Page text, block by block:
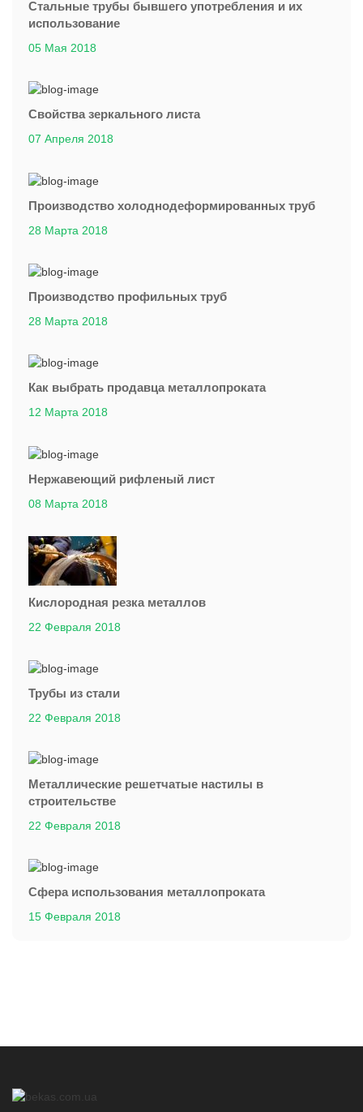
Стальные трубы бывшего употребления и их
использование
05 Мая 2018
Свойства зеркального листа
07 Апреля 2018
Производство холоднодеформированных труб
28 Марта 2018
Производство профильных труб
28 Марта 2018
Как выбрать продавца металлопроката
12 Марта 2018
Нержавеющий рифленый лист
08 Марта 2018
Кислородная резка металлов
22 Февраля 2018
Трубы из стали
22 Февраля 2018
Металлические решетчатые настилы в
строительстве
22 Февраля 2018
Сфера использования металлопроката
15 Февраля 2018